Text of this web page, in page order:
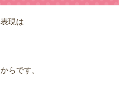
現は
らです。